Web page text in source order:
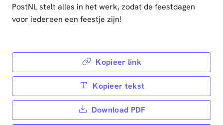
PostNL stelt alles in het werk, zodat de feestdagen
voor iedereen een feestje zijn!
Kopieer link
Kopieer tekst
Download PDF